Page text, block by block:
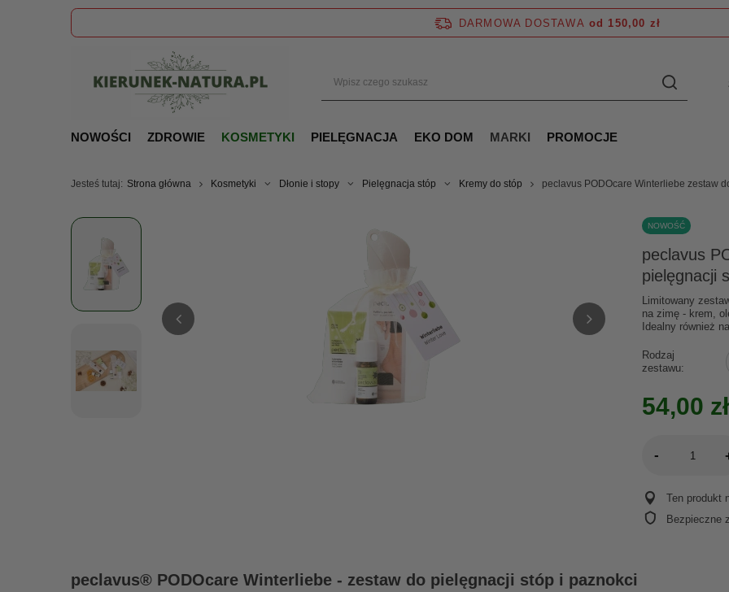
DARMOWA DOSTAWA od 150,00 zł
NOWOŚCI ZDROWIE KOSMETYKI PIELĘGNACJA EKO DOM MARKI PROMOCJE
Jesteś tutaj: Strona główna Kosmetyki Dłonie i stopy Pielęgnacja stóp Kremy do stóp peclavus PODOcare Winterliebe zestaw
NOWOŚĆ
peclavus
pielęgnacji
Limitowany
na zimę - krem,
Idealny również
Rodzaj
zestawu
54,00 zł
-
Ten produkt
Bezpieczne
peclavus® PODOcare Winterliebe - zestaw do pielęgnacji stóp i paznokci